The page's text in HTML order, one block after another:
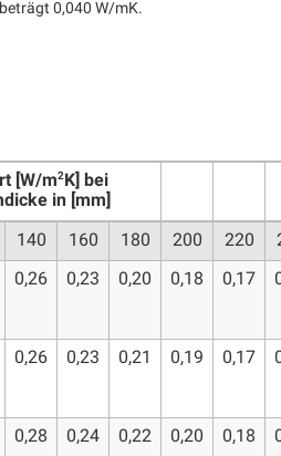
0,040 W/mK.
[W/m2K] bei
in [mm]
140 160 180 200 220
0,26 0,23 0,20 0,18 0,17
0,26 0,23 0,21 0,19 0,17
0,28 0,24 0,22 0,20 0,18